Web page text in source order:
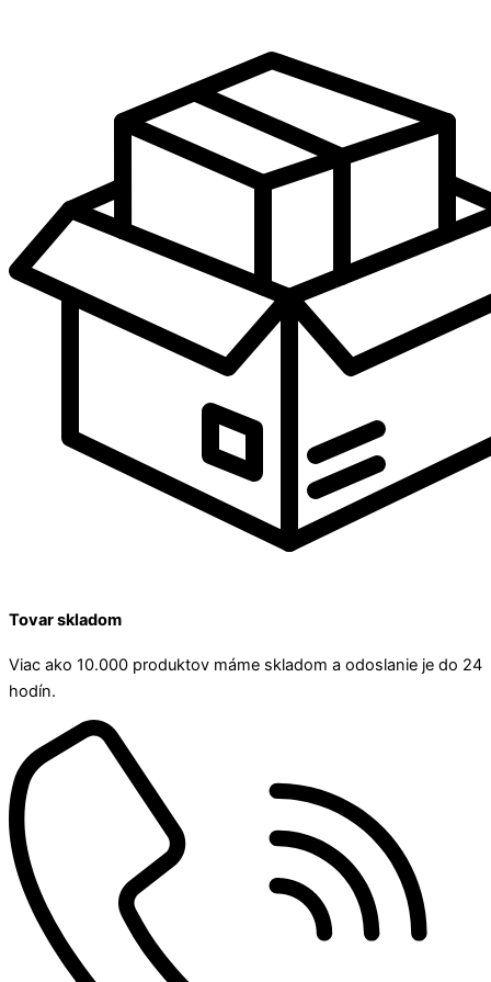
Tovar skladom
Viac ako 10.000 produktov máme skladom a odoslanie je do 24
hodín.